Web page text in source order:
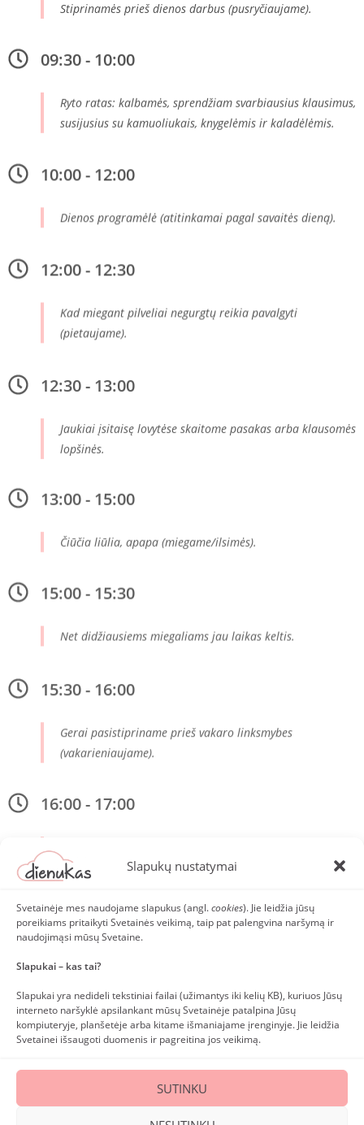
Slapukų nustatymai
Svetainėje mes naudojame slapukus (angl.cookies). Jie leidžia jūsų
poreikiams pritaikyti Svetainės veikimą, taip pat palengvina naršymą ir
naudojimąsi mūsų Svetaine.
Slapukai – kas tai?
Slapukai yra nedideli tekstiniai failai (užimantys iki kelių KB), kuriuos Jūsų
interneto naršyklė apsilankant mūsų Svetainėje patalpina Jūsų
kompiuteryje, planšetėje arba kitame išmaniajame įrenginyje. Jie leidžia
Svetainei išsaugoti duomenis ir pagreitina jos veikimą.
SUTINKU
Stiprinamės prieš dienos darbus (pusryčiaujame).
09:30 - 10:00
Ryto ratas: kalbamės, sprendžiam svarbiausius klausimus,
susijusius su kamuoliukais, knygelėmis ir kaladėlėmis.
10:00 - 12:00
Dienos programėlė (atitinkamai pagal savaitės dieną).
12:00 - 12:30
Kad miegant pilveliai negurgtų reikia pavalgyti
(pietaujame).
12:30 - 13:00
Jaukiai įsitaisę lovytėse skaitome pasakas arba klausomės
lopšinės.
13:00 - 15:00
Čiūčia liūlia, apapa (miegame/ilsimės).
15:00 - 15:30
Net didžiausiems miegaliams jau laikas keltis.
15:30 - 16:00
Gerai pasistipriname prieš vakaro linksmybes
(vakarieniaujame).
16:00 - 17:00
Atsisveikiname, bet iki greito! Ryt būtinai susitinkame vėl,
ATGAL
Tekstai, pateikti šioje svetainėje, yra autorinė nuosavybė. Kopijuoti draudžiama. © MB "Dienukas" 2023